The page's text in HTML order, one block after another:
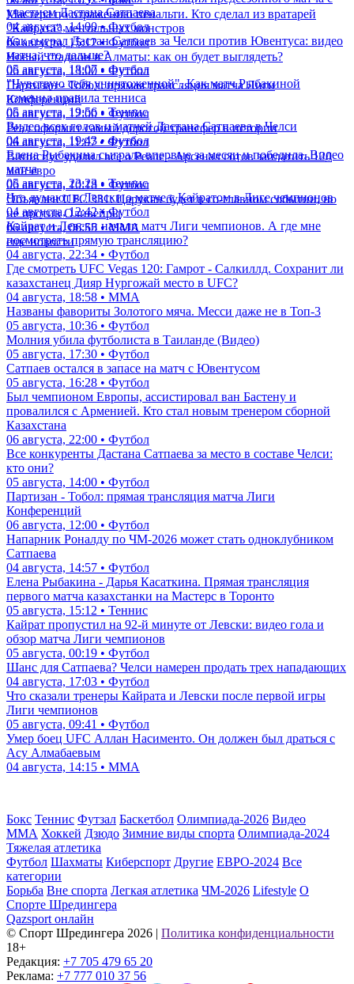
Мастера по отражению пенальти. Кто сделал из вратарей
"Кайрата" ментальных монстров
06 августа, 15:12 • Футбол
Новый стадион в Алматы: как он будет выглядеть?
06 августа, 13:00 • Футбол
Партизан - Тобол: прямая трансляция матча Лиги
Конференций
06 августа, 12:00 • Футбол
Реал оформит самый дорогой трансфер в истории
06 августа, 11:07 • Футбол
Винисиус удалил все о Реале - Арсенал готов заплатить 120
млн евро
06 августа, 10:18 • Футбол
Объявлен UFC 331: Царукян будет в со-главном событии, но
не против Оливейры
06 августа, 06:55 • ММА
еще новости
участием Дастана Сатпаева
04 августа, 14:00 • Футбол
Как сыграл Дастан Сатпаев за Челси против Ювентуса: видео
матча, что дальше?
05 августа, 18:07 • Футбол
"Чувствую себя уничтоженной". Как матч Рыбакиной
изменил правила тенниса
05 августа, 19:56 • Теннис
Видео всех голов и матчей Дастана Сатпаева в Челси
04 августа, 19:43 • Футбол
Елена Рыбакина сыграла впервые за месяц и победила. Видео
матча
05 августа, 23:23 • Теннис
Что думают в Левски о матче с Кайратом в Лиге чемпионов
04 августа, 12:42 • Футбол
Кайрат и Левски начали матч Лиги чемпионов. А где мне
посмотреть прямую трансляцию?
04 августа, 22:34 • Футбол
Где смотреть UFC Vegas 120: Гамрот - Салкиллд. Сохранит ли
казахстанец Дияр Нургожай место в UFC?
04 августа, 18:58 • ММА
Названы фавориты Золотого мяча. Месси даже не в Топ-3
05 августа, 10:36 • Футбол
Молния убила футболиста в Таиланде (Видео)
05 августа, 17:30 • Футбол
Сатпаев остался в запасе на матч с Ювентусом
05 августа, 16:28 • Футбол
Был чемпионом Европы, ассистировал ван Бастену и
провалился с Арменией. Кто стал новым тренером сборной
Казахстана
06 августа, 22:00 • Футбол
Все конкуренты Дастана Сатпаева за место в составе Челси:
кто они?
05 августа, 14:00 • Футбол
Партизан - Тобол: прямая трансляция матча Лиги
Конференций
06 августа, 12:00 • Футбол
Напарник Роналду по ЧМ-2026 может стать одноклубником
Сатпаева
04 августа, 14:57 • Футбол
Елена Рыбакина - Дарья Касаткина. Прямая трансляция
первого матча казахстанки на Мастерс в Торонто
05 августа, 15:12 • Теннис
Кайрат пропустил на 92-й минуте от Левски: видео гола и
обзор матча Лиги чемпионов
05 августа, 00:19 • Футбол
Шанс для Сатпаева? Челси намерен продать трех нападающих
04 августа, 17:03 • Футбол
Что сказали тренеры Кайрата и Левски после первой игры
Лиги чемпионов
05 августа, 09:41 • Футбол
Умер боец UFC Аллан Насименто. Он должен был драться с
Асу Алмабаевым
04 августа, 14:15 • ММА
Бокс Теннис Футзал Баскетбол Олимпиада-2026 Видео
ММА Хоккей Дзюдо Зимние виды спорта Олимпиада-2024
Тяжелая атлетика
Футбол Шахматы Киберспорт Другие ЕВРО-2024 Все
категории
Борьба Вне спорта Легкая атлетика ЧМ-2026 Lifestyle О
Спорте Шредингера
Qazsport онлайн
© Cпорт Шредингера 2026 | Политика конфиденциальности
18+
Редакция: +7 705 479 65 20
Реклама: +7 777 010 37 56